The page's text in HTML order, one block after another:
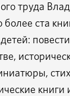
труда
ста
книги